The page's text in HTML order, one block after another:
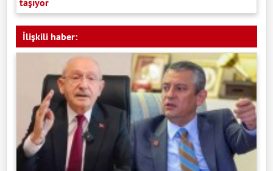
taşıyor
İlişkili haber: